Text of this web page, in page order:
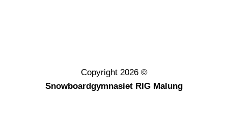
Copyright 2026 ©
Snowboardgymnasiet RIG Malung